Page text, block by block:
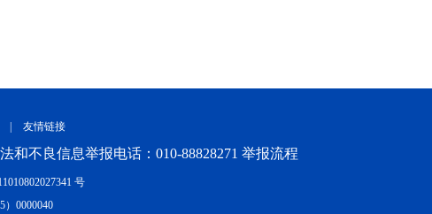
友情链接
和不良信息举报电话：010-88828271 举报流程
号
0000040